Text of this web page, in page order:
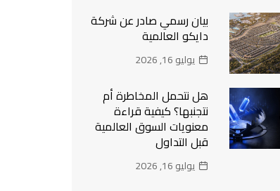
بيان رسمي صادر عن شركة
دايكو العالمية
يوليو 16, 2026
هل نتحمل المخاطرة أم
نتجنبها؟ كيفية قراءة
معنويات السوق العالمية
قبل التداول
يوليو 16, 2026